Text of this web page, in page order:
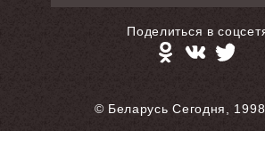
© Беларусь Сегодня,
Поделиться в